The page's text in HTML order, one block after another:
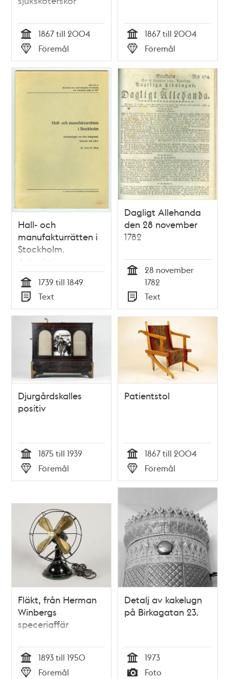
Tid
1867 till 2004
Typ
Föremål Tid
1867 till 2004
Typ
Föremål
Hall- och
manufakturrätten i
Stockholm.
Anteckningar om
dess bakgrund,
historia och arkiv
Tid
1739 till 1849
Typ
Text
Dagligt Allehanda
den 28 november
1782
28 november
1782
Typ
Text
Djurgårdskalles
positiv
Tid
1875 till 1939
Typ
Föremål
Patientstol
Tid
1867 till 2004
Typ
Föremål
Fläkt, från Herman
Winbergs
speceriaffär
Tid
1893 till 1950
Föremål
Detalj av kakelugn
på Birkagatan 23.
Tid
1973
Foto